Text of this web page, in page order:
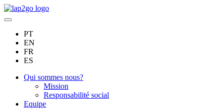
PT
EN
FR
ES
Qui sommes nous?
Mission
Responsabilité social
Equipe